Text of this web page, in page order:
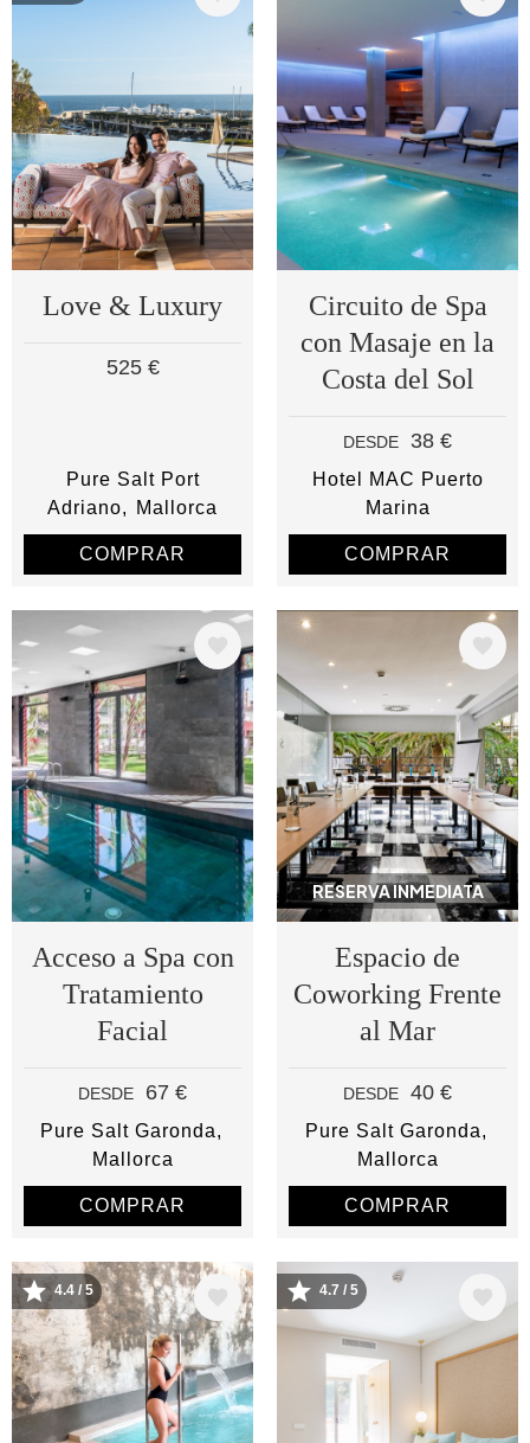
Love & Luxury
525 €
Pure Salt Port
Adriano
Mallorca
COMPRAR
Circuito de Spa
con Masaje en la
Costa del Sol
DESDE 38 €
Hotel MAC Puerto
Marina
COMPRAR
Image
Acceso a Spa con
Tratamiento
Facial
DESDE 67 €
Pure Salt Garonda
Mallorca
COMPRAR
RESERVA INMEDIATA
Image
Espacio de
Coworking Frente
al Mar
DESDE 40 €
Pure Salt Garonda
Mallorca
COMPRAR
Image
4.4 / 5 Image
4.7 / 5